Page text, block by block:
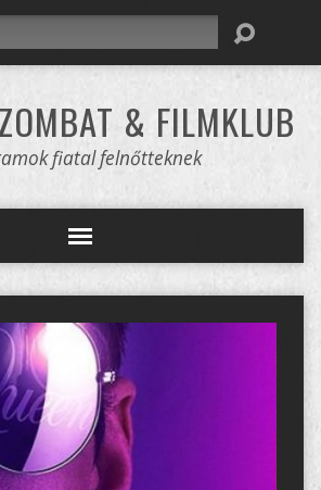
& FILMKLUB
fiatal felnőtteknek